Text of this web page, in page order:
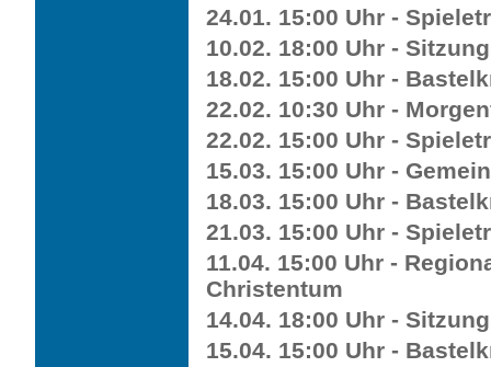
24.01. 15:00 Uhr -
10.02. 18:00 Uhr -
18.02. 15:00 Uhr -
22.02. 10:30 Uhr -
22.02. 15:00 Uhr -
15.03. 15:00 Uhr -
18.03. 15:00 Uhr -
21.03. 15:00 Uhr -
11.04. 15:00 Uhr -
Christentum
14.04. 18:00 Uhr -
15.04. 15:00 Uhr -